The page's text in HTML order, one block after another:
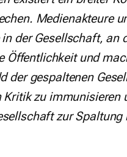
Medienakteure
der Gesellschaft, an
und
der gespaltenen
zu
zur